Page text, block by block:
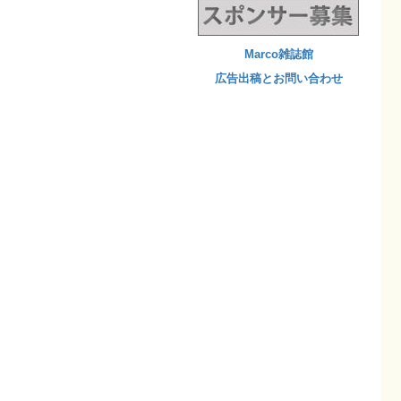
Marco雑誌館
広告出稿とお問い合わせ